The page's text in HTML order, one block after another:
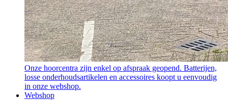
Onze hoorcentra zijn enkel op afspraak geopend. Batterijen,
losse onderhoudsartikelen en accessoires koopt u eenvoudig
in onze webshop.
Webshop